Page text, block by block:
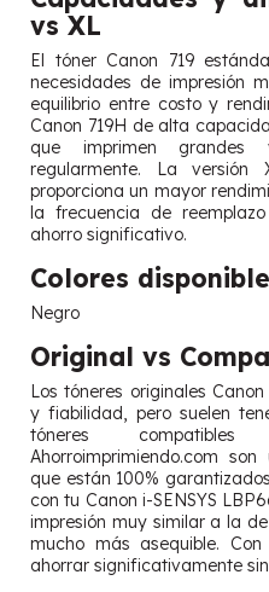
vs XL
El tóner Canon 719
necesidades de impresión
equilibrio entre costo y
Canon 719H de alta
que imprimen grandes
regularmente. La versión
proporciona un mayor
la frecuencia de
ahorro significativo.
Colores
Negro
Original vs
Los tóneres originales
y fiabilidad, pero suelen
tóneres
Ahorroimprimiendo.com
que están 100%
con tu Canon i-SENSYS
impresión muy similar a la
mucho más asequible. Con
ahorrar significativamente